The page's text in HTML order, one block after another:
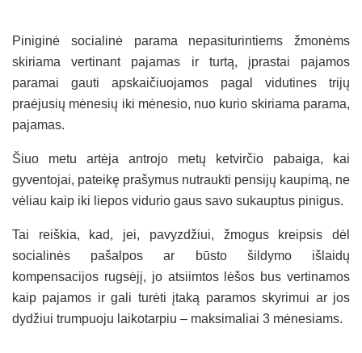
Piniginė socialinė parama nepasiturintiems žmonėms
skiriama vertinant pajamas ir turtą, įprastai pajamos
paramai gauti apskaičiuojamos pagal vidutines trijų
praėjusių mėnesių iki mėnesio, nuo kurio skiriama parama,
pajamas.
Šiuo metu artėja antrojo metų ketvirčio pabaiga, kai
gyventojai, pateikę prašymus nutraukti pensijų kaupimą, ne
vėliau kaip iki liepos vidurio gaus savo sukauptus pinigus.
Tai reiškia, kad, jei, pavyzdžiui, žmogus kreipsis dėl
socialinės pašalpos ar būsto šildymo išlaidų
kompensacijos rugsėjį, jo atsiimtos lėšos bus vertinamos
kaip pajamos ir gali turėti įtaką paramos skyrimui ar jos
dydžiui trumpuoju laikotarpiu – maksimaliai 3 mėnesiams.